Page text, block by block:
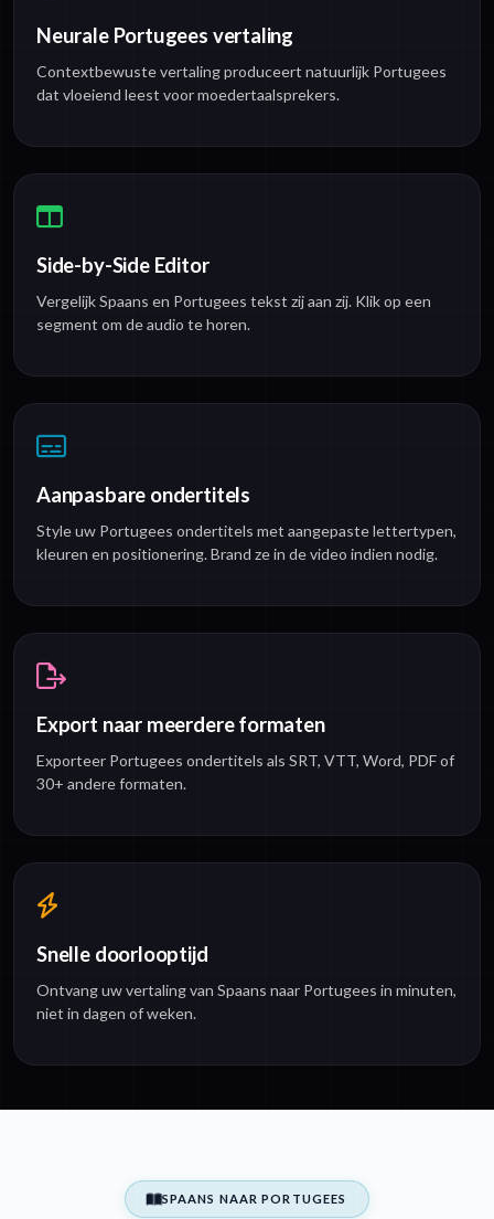
Neurale Portugees vertaling
Contextbewuste vertaling produceert natuurlijk Portugees
dat vloeiend leest voor moedertaalsprekers.
Side-by-Side Editor
Vergelijk Spaans en Portugees tekst zij aan zij. Klik op een
segment om de audio te horen.
Aanpasbare ondertitels
Style uw Portugees ondertitels met aangepaste lettertypen,
kleuren en positionering. Brand ze in de video indien nodig.
Export naar meerdere formaten
Exporteer Portugees ondertitels als SRT, VTT, Word, PDF of
30+ andere formaten.
Snelle doorlooptijd
Ontvang uw vertaling van Spaans naar Portugees in minuten,
niet in dagen of weken.
SPAANS NAAR PORTUGEES